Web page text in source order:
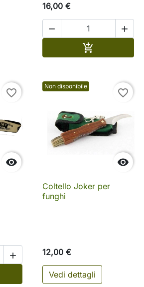
16,00 €
 


favorite_border

al carrello
Non disponibile

favorite_border
Coltello Joker per
funghi
12,00 €
Vedi dettagli